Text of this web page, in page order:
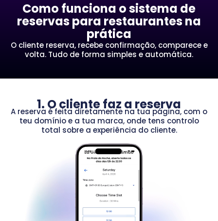
Como funciona o sistema de
reservas para restaurantes na
prática
O cliente reserva, recebe confirmação, comparece e
volta. Tudo de forma simples e automática.
1. O cliente faz a reserva
A reserva é feita diretamente na tua página, com o
teu domínio e a tua marca, onde tens controlo
total sobre a experiência do cliente.